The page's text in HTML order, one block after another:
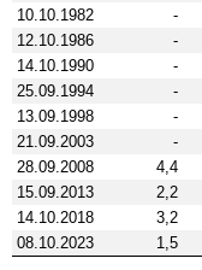
10.10.1982
-
12.10.1986
-
14.10.1990
-
25.09.1994
-
13.09.1998
-
21.09.2003
-
28.09.2008
4,4
15.09.2013
2,2
14.10.2018
3,2
08.10.2023
1,5